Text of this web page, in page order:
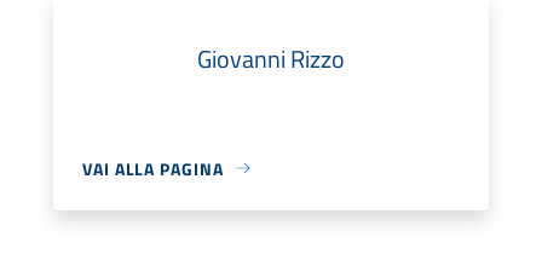
Giovanni Rizzo
VAI ALLA PAGINA